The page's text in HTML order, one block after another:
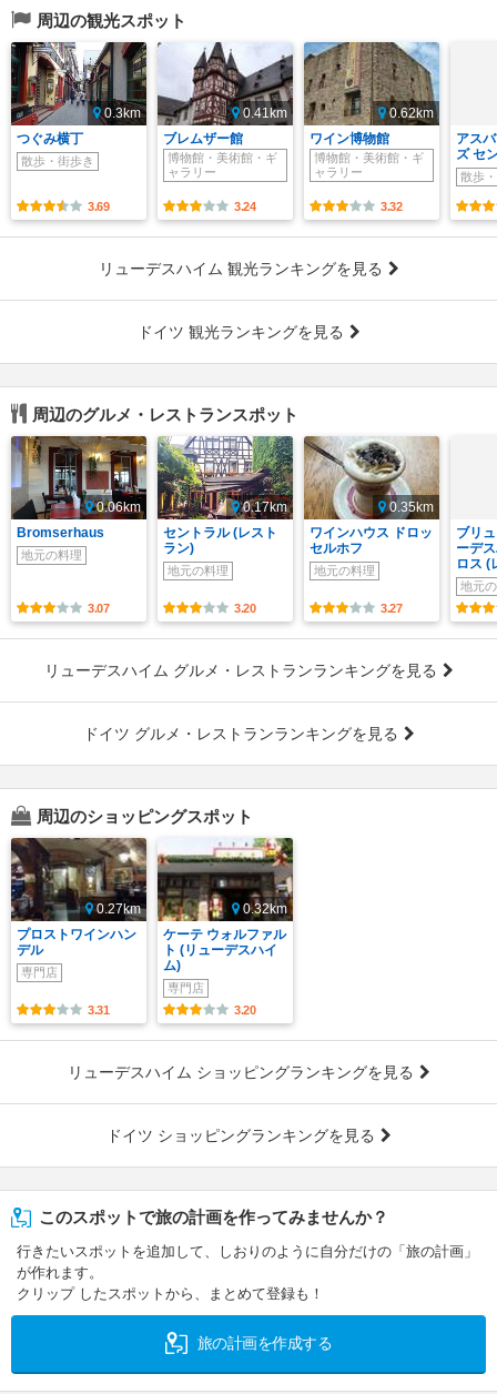
周辺の観光スポット
0.3km
つぐみ横丁
散歩・街歩き
3.69
0.41km
ブレムザー館
博物館・美術館・ギ
ャラリー
3.24
0.62km
ワイン博物館
博物館・美術館・ギ
ャラリー
3.32
アス
ズ セ
散歩
リューデスハイム 観光ランキングを見る
ドイツ 観光ランキングを見る
周辺のグルメ・レストランスポット
0.06km
Bromserhaus
地元の料理
3.07
0.17km
セントラル (レスト
ラン)
地元の料理
3.20
0.35km
ワインハウス ドロッ
セルホフ
地元の料理
3.27
ブリ
ーデ
ロス (
地元
リューデスハイム グルメ・レストランランキングを見る
ドイツ グルメ・レストランランキングを見る
周辺のショッピングスポット
0.27km
プロストワインハン
デル
専門店
3.31
0.32km
ケーテ ウォルファル
ト (リューデスハイ
ム)
専門店
3.20
リューデスハイム ショッピングランキングを見る
ドイツ ショッピングランキングを見る
このスポットで旅の計画を作ってみませんか？
行きたいスポットを追加して、しおりのように自分だけの「旅の計画」
が作れます。
クリップ したスポットから、まとめて登録も！
旅の計画を作成する